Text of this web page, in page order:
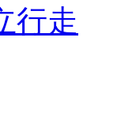
行走